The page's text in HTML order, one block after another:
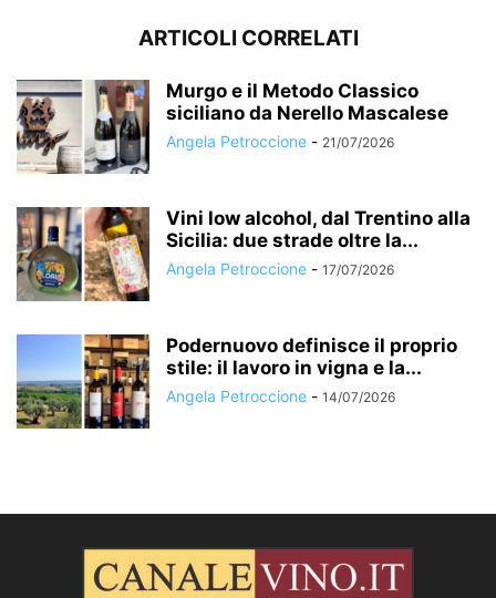
ARTICOLI CORRELATI
Murgo e il Metodo Classico
siciliano da Nerello Mascalese
Angela Petroccione - 21/07/2026
Vini low alcohol, dal Trentino alla
Sicilia: due strade oltre la...
Angela Petroccione - 17/07/2026
Podernuovo definisce il proprio
stile: il lavoro in vigna e la...
Angela Petroccione - 14/07/2026